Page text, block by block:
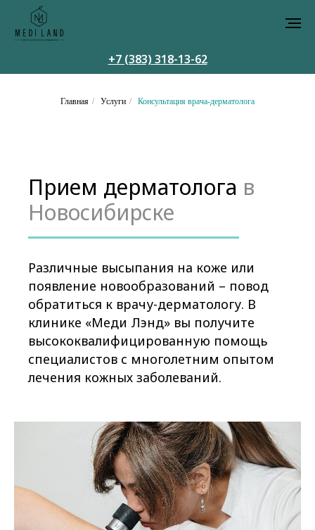
+7 (383) 318-13-62
Главная / Услуги / Консультация врача-дерматолога
Прием дерматолога в
Новосибирске
Различные высыпания на коже или
появление новообразований – повод
обратиться к врачу-дерматологу. В
клинике «Меди Лэнд» вы получите
высококвалифицированную помощь
специалистов с многолетним опытом
лечения кожных заболеваний.